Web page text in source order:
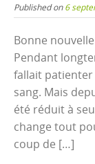
Published on6
Bonne
Pendant
fallait
sang. Mais
été réduit à
change tout
coup de […]